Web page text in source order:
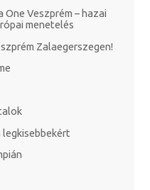
Veszprém – hazai
menetelés
Zalaegerszegen!
legkisebbekért